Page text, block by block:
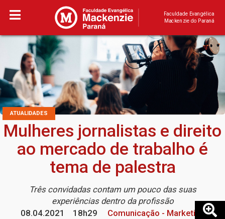
Faculdade Evangélica
Mackenzie do Paraná
ATUALIDADES
Mulheres jornalistas e direito
ao mercado de trabalho é
tema de palestra
Três convidadas contam um pouco das suas
experiências dentro da profissão
08.04.2021
18h29
Comunicação - Marketing